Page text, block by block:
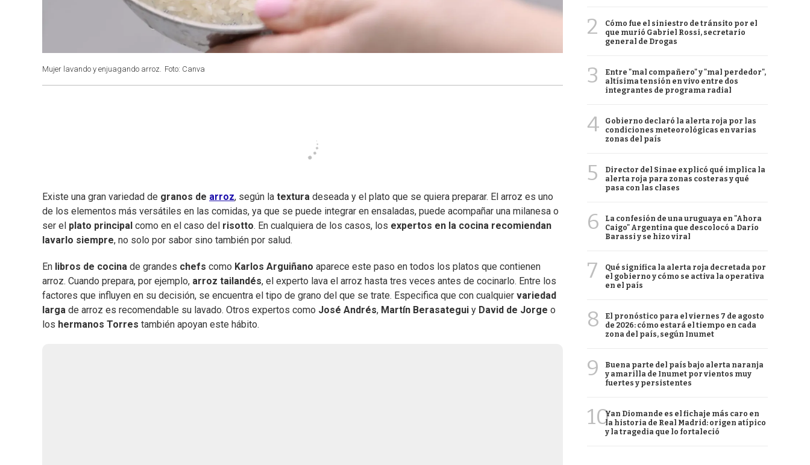
Mujer lavando y enjuagando arroz. Foto: Canva
Existe una gran variedad de granos de arroz, según la textura deseada y el plato que se quiera preparar. El arroz es uno
de los elementos más versátiles en las comidas, ya que se puede integrar en ensaladas, puede acompañar una milanesa o
ser el plato principal como en el caso del risotto. En cualquiera de los casos, los expertos en la cocina recomiendan
lavarlo siempre, no solo por sabor sino también por salud.
En libros de cocina de grandes chefs como Karlos Arguiñano aparece este paso en todos los platos que contienen
arroz. Cuando prepara, por ejemplo, arroz tailandés, el experto lava el arroz hasta tres veces antes de cocinarlo. Entre los
factores que influyen en su decisión, se encuentra el tipo de grano del que se trate. Especifica que con cualquier variedad
larga de arroz es recomendable su lavado. Otros expertos como José Andrés, Martín Berasategui y David de Jorge o
los hermanos Torres también apoyan este hábito.
2
Cómo fue el siniestro de tránsito por el
que murió Gabriel Rossi, secretario
general de Drogas
3
Entre "mal compañero" y "mal perdedor",
altísima tensión en vivo entre dos
integrantes de programa radial
4
Gobierno declaró la alerta roja por las
condiciones meteorológicas en varias
zonas del país
5
Director del Sinae explicó qué implica la
alerta roja para zonas costeras y qué
pasa con las clases
6
La confesión de una uruguaya en "Ahora
Caigo" Argentina que descolocó a Darío
Barassi y se hizo viral
7
Qué significa la alerta roja decretada por
el gobierno y cómo se activa la operativa
en el país
8
El pronóstico para el viernes 7 de agosto
de 2026: cómo estará el tiempo en cada
zona del país, según Inumet
9
Buena parte del país bajo alerta naranja
y amarilla de Inumet por vientos muy
fuertes y persistentes
10Yan Diomande es el fichaje más caro en
la historia de Real Madrid: origen atípico
y la tragedia que lo fortaleció